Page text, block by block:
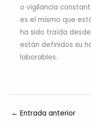
o vigilancia
es el mismo que
ha sido traída
están definidos su
laborables.
← Entrada anterior